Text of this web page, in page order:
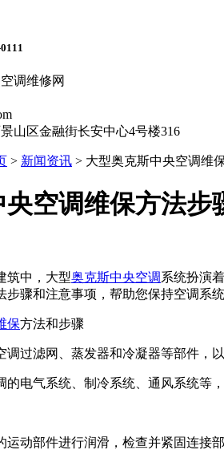
调维修网
山区金融街长安中心4号楼316
> 新闻资讯 > 大型奥克斯中央空调维
空调维保方法步
中，大型奥克斯中央空调系统扮演
步骤和注意事项，帮助您保持空调系统
保方法和步骤
滤网、蒸发器和冷凝器等部件，以
气系统、制冷系统、通风系统等，
部件进行润滑，检查并紧固连接部